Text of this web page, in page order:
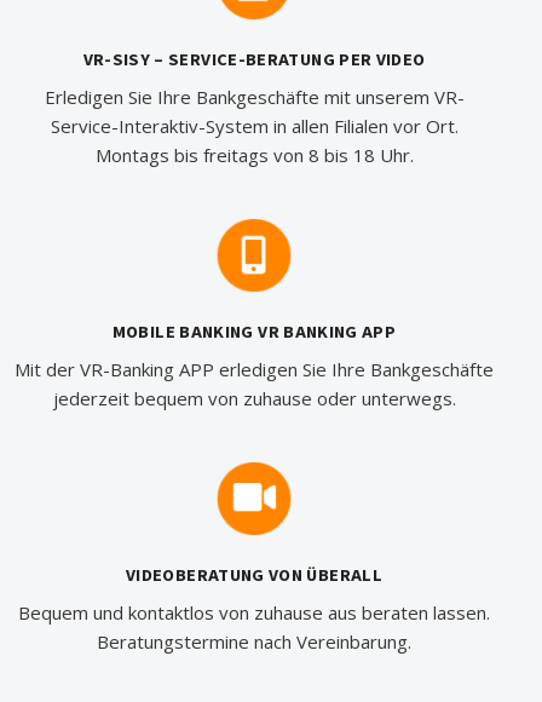
VR-SISY – SERVICE-BERATUNG PER VIDEO
Erledigen Sie Ihre Bankgeschäfte mit unserem VR-
Service-Interaktiv-System in allen Filialen vor Ort.
Montags bis freitags von 8 bis 18 Uhr.
MOBILE BANKING VR BANKING APP
Mit der VR-Banking APP erledigen Sie Ihre Bankgeschäfte
jederzeit bequem von zuhause oder unterwegs.
VIDEOBERATUNG VON ÜBERALL
Bequem und kontaktlos von zuhause aus beraten lassen.
Beratungstermine nach Vereinbarung.